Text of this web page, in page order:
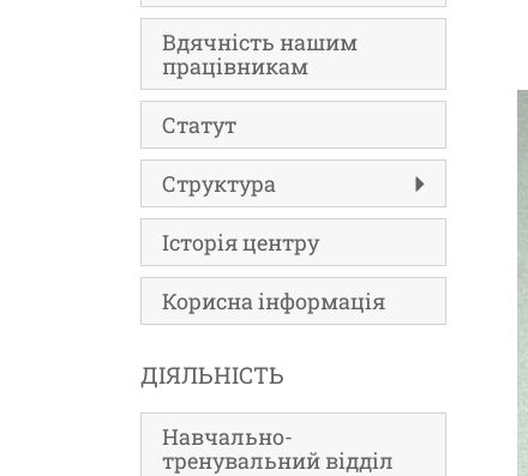
Вдячність нашим
працівникам
Статут
Структура
Історія центру
Корисна інформація
ДІЯЛЬНІСТЬ
Навчально-
тренувальний відділ